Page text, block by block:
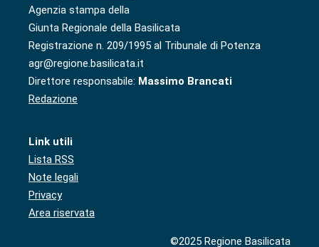
Agenzia stampa della
Giunta Regionale della Basilicata
Registrazione n. 209/1995 al Tribunale di Potenza
agr@regione.basilicata.it
Direttore responsabile: Massimo Brancati
Redazione
Link utili
Lista RSS
Note legali
Privacy
Area riservata
©2025 Regione Basilicata